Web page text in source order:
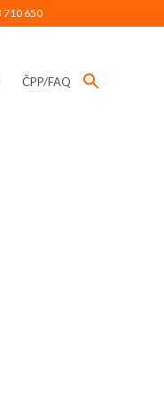
650
ČPP/FAQ